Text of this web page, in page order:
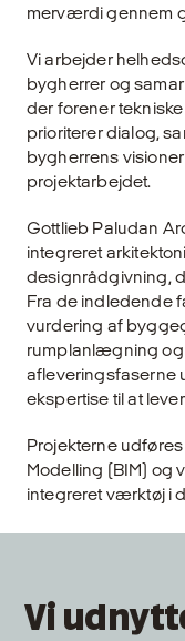
merværdi gennem
Vi arbejder
bygherrer og
der forener
prioriterer dialog,
bygherrens
projektarbejdet.
Gottlieb Paludan
integreret
designrådgivning,
Fra de indledende
vurdering af
rumplanlægning og
afleveringsfaserne
ekspertise til at
Projekterne
Modelling (BIM) og
integreret værktøj i
Vi